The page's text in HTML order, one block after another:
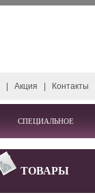
Акция Контакты
СПЕЦИАЛЬНОЕ
ТОВАРЫ